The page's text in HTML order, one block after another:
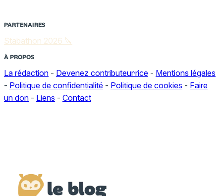
PARTENAIRES
Stabathon 2026 🔪
À PROPOS
La rédaction - Devenez contributeur·rice - Mentions légales
- Politique de confidentialité - Politique de cookies - Faire
un don - Liens - Contact